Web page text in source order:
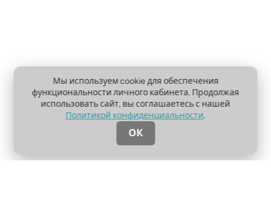
Мы используем cookie для обеспечения
функциональности личного кабинета. Продолжая
использовать сайт, вы соглашаетесь с нашей
Политикой конфиденциальности.
ОК